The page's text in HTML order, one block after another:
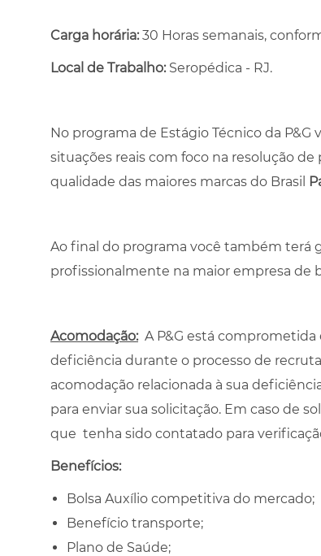
Carga horária:30 Horas semanais,
Local de Trabalho: Seropédica - RJ.
No programa de Estágio Técnico da
situações reais com foco na resolução
qualidade das maiores marcas do Brasil
Ao final do programa você também terá
profissionalmente na maior empresa de
Acomodação:A P&G está comprometida
deficiência durante o processo de
acomodação relacionada à sua
para enviar sua solicitação. Em caso de
que tenha sido contatado para
Benefícios:
Bolsa Auxílio competitiva do mercado;
Benefício transporte;
Plano de Saúde;